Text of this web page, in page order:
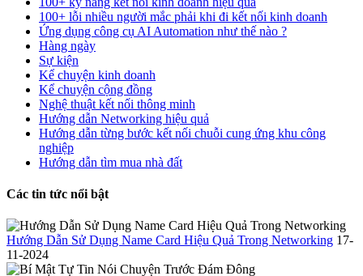
100+ lỗi nhiều người mắc phải khi đi kết nối kinh doanh
Ứng dụng công cụ AI Automation như thế nào ?
Hàng ngày
Sự kiện
Kể chuyện kinh doanh
Kể chuyện cộng đồng
Nghệ thuật kết nối thông minh
Hướng dẫn Networking hiệu quả
Hướng dẫn từng bước kết nối chuỗi cung ứng khu công
nghiệp
Hướng dẫn tìm mua nhà đất
Các tin tức nổi bật
Hướng Dẫn Sử Dụng Name Card Hiệu Quả Trong Networking 17-
11-2024